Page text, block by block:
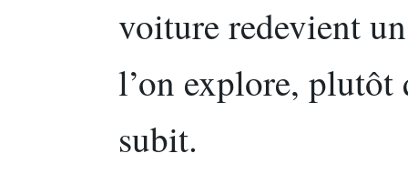
voiture redevient
l’on explore, plutôt
subit.